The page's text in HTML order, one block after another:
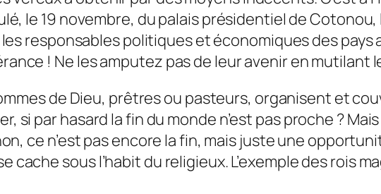
le 19 novembre, du palais présidentiel de Cotonou,
responsables politiques et économiques des pays
! Ne les amputez pas de leur avenir en mutilant
de Dieu, prêtres ou pasteurs, organisent et
par hasard la fin du monde n’est pas proche ?
ce n’est pas encore la fin, mais juste une
cache sous l’habit du religieux. L’exemple des rois